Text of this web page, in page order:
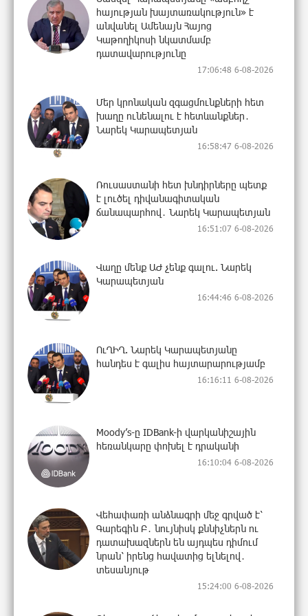
հայության խայտառակություն» է
անվանել Ամենայն Հայոց
Կաթողիկոսի նկատմամբ
դատավարությունը
17:06:48 6-08-2026
Մեր կրոնական զգացմունքների հետ
խաղը ունենալու է հետևանքներ․
Նարեկ Կարապետյան
16:58:47 6-08-2026
Ռուսաստանի հետ խնդիրները պետք
է լուծել դիվանագիտական
ճանապարհով․ Նարեկ Կարապետյան
16:51:07 6-08-2026
Վաղը մենք ԱԺ չենք գալու. Նարեկ
Կարապետյան
16:44:46 6-08-2026
ՈւՂԻՂ. Նարեկ Կարապետյանը
հանդես է գալիս հայտարարությամբ
16:16:11 6-08-2026
Moody’s-ը IDBank-ի վարկանիշային
հեռանկարը փոխել է դրականի
16:10:04 6-08-2026
Վեհափառի անձնագրի մեջ գրված է՝
Գարեգին Բ․ նույնիսկ քննիչներն ու
դատախազներն են այդպես դիմում
նրան՝ իրենց հավատից ելնելով․
տեսանյութ
15:24:00 6-08-2026